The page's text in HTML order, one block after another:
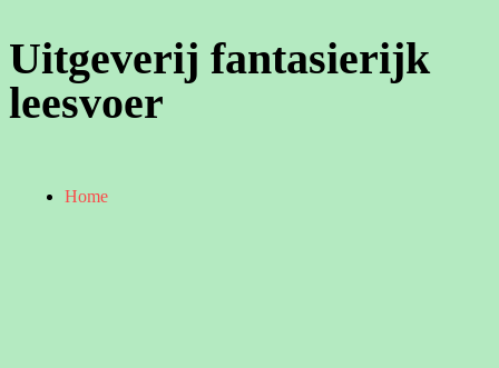
Uitgeverij fantasierijk
leesvoer
Home